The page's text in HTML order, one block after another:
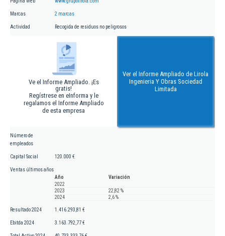
Marcas 2 marcas
Actividad Recogida de residuos no peligrosos
Ve el Informe Ampliado. ¡Es
gratis!
Regístrese en eInforma y le
regalamos el Informe Ampliado
de esta empresa
Ver el Informe Ampliado de Lirola
Ingenieria Y Obras Sociedad
Limitada
Número de
empleados
Capital Social 120.000 €
Ventas últimos años
Año
Variación
2022
2023
22,82 %
2024
2,6 %
Resultado 2024 1.416.293,81 €
Ebitda 2024 3.163.792,77 €